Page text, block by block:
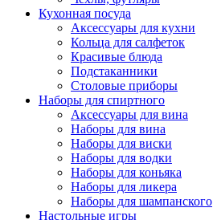
Кухонная посуда
Аксессуары для кухни
Кольца для салфеток
Красивые блюда
Подстаканники
Столовые приборы
Наборы для спиртного
Аксессуары для вина
Наборы для вина
Наборы для виски
Наборы для водки
Наборы для коньяка
Наборы для ликера
Наборы для шампанского
Настольные игры